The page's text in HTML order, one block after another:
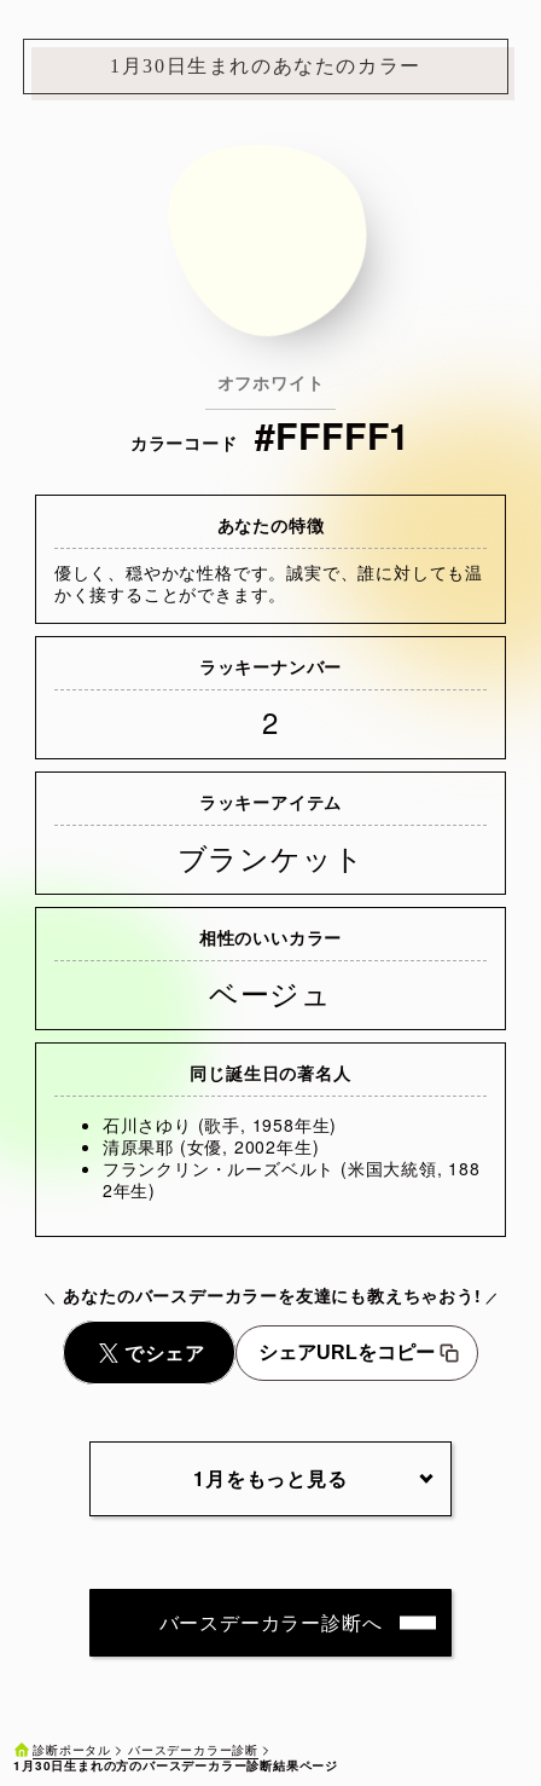
1月30日生まれのあなたのカラー
オフホワイト
カラーコード #FFFFF1
あなたの特徴
優しく、穏やかな性格です。誠実で、誰に対しても温
かく接することができます。
ラッキーナンバー
2
ラッキーアイテム
ブランケット
相性のいいカラー
ベージュ
同じ誕生日の著名人
石川さゆり (歌手, 1958年生)
清原果耶 (女優, 2002年生)
フランクリン・ルーズベルト (米国大統領, 188
2年生)
あなたのバースデーカラーを友達にも教えちゃおう!
シェアURLをコピー
1月をもっと見る
1月7日 1月8日 1月9日
バースデーカラー診断へ
診断ポータル
バースデーカラー診断
1月30日生まれの方のバースデーカラー診断結果ページ